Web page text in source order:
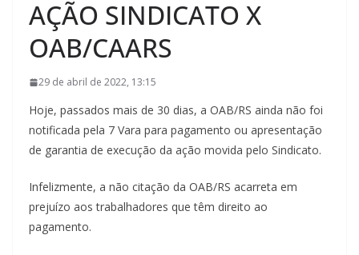
AÇÃO SINDICATO X
OAB/CAARS
29 de abril de 2022, 13:15
Hoje, passados mais de 30 dias, a OAB/RS ainda não foi
notificada pela 7 Vara para pagamento ou apresentação
de garantia de execução da ação movida pelo Sindicato.
Infelizmente, a não citação da OAB/RS acarreta em
prejuízo aos trabalhadores que têm direito ao
pagamento.